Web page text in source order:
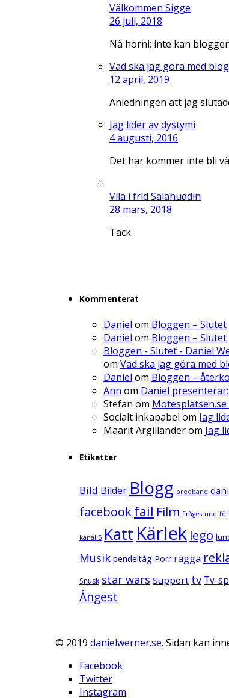
Välkommen Sigge
26 juli, 2018
Nä hörni; inte kan
Vad ska jag göra med
12 april, 2019
Anledningen att jag
Jag lider av dystymi
4 augusti, 2016
Det här kommer inte bli
Vila i frid Salahuddin
28 mars, 2018
Tack.
Kommenterat
Daniel om Bloggen – Slutet
Daniel om Bloggen – Slutet
Bloggen - Slutet - Daniel
om Vad ska jag göra med
Daniel om Bloggen –
Ann om Daniel
Stefan om
Socialt inkapabel om Jag
Maarit Argillanderom Jag
Etiketter
Bild Bilder Blogg bredband
facebookfail Film Frågestund
kanal 5 Katt Kärlek lego
Musik pendeltåg Porr ragga
Snusk star wars Support tv Tv-
Ångest
© 2019 danielwerner.se. Sidan kan
Facebook
Twitter
Instagram